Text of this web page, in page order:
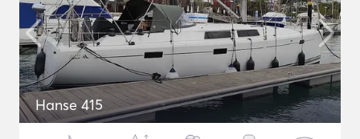
Hanse 415